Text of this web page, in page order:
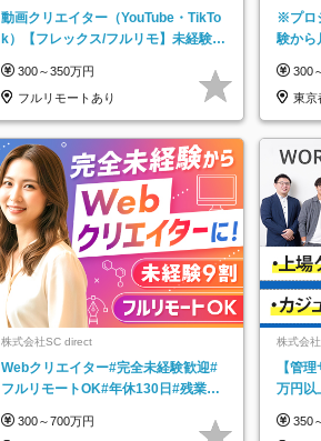
動画クリエイター（YouTube・TikTo
k）【フレックス/フルリモ】未経験O
300～350万円
フルリモートあり
ライム
社】
※プロ
験から
b
300
東京
知県…
株式会社SC direct
Webクリエイター#完全未経験歓迎#
フルリモートOK#年休130日#残業月
300～700万円
株式会
一部】
プ)【管
万円以
350